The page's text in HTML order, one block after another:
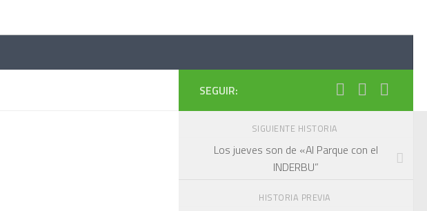
SEGUIR:
SIGUIENTE HISTORIA
Los jueves son de «Al Parque con el
INDERBU”
HISTORIA PREVIA